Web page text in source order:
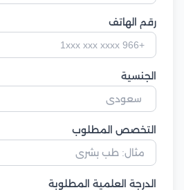
رقم الهاتف
الجنسية
التخصص المطلوب
الدرجة العلمية المطلوبة